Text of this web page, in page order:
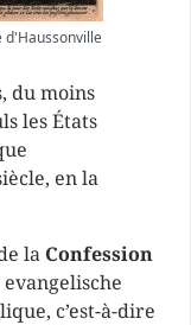
d'Haussonville
du moins
les États
en la
la Confession
c’est-à-dire